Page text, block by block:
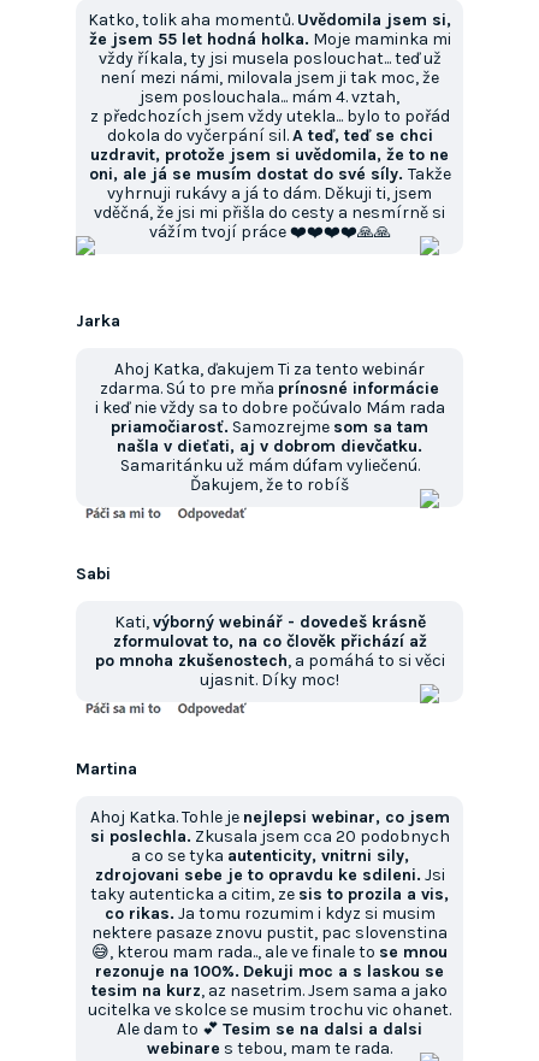
Katko, tolik aha momentů. Uvědomila jsem si,
že jsem 55 let hodná holka. Moje maminka mi
vždy říkala, ty jsi musela poslouchat... teď už
není mezi námi, milovala jsem ji tak moc, že
jsem poslouchala... mám 4. vztah,
z předchozích jsem vždy utekla... bylo to pořád
dokola do vyčerpání sil.A teď, teď se chci
uzdravit, protože jsem si uvědomila, že to ne
oni, ale já se musím dostat do své síly. Takže
vyhrnuji rukávy a já to dám. Děkuji ti, jsem
vděčná, že jsi mi přišla do cesty a nesmírně si
vážím tvojí práce ❤️❤️❤️❤️🙏🙏
Jarka
Ahoj Katka, ďakujem Ti za tento webinár
zdarma. Sú to pre mňa prínosné informácie
i keď nie vždy sa to dobre počúvalo Mám rada
priamočiarosť. Samozrejme som sa tam
našla v dieťati, aj v dobrom dievčatku.
Samaritánku už mám dúfam vyliečenú.
Ďakujem, že to robíš
Sabi
Kati,výborný webinář - dovedeš krásně
zformulovat to, na co člověk přichází až
po mnoha zkušenostech, a pomáhá to si věci
ujasnit. Díky moc!
Martina
Ahoj Katka. Tohle je nejlepsi webinar, co jsem
si poslechla. Zkusala jsem cca 20 podobnych
a co se tyka autenticity, vnitrni sily,
zdrojovani sebe je to opravdu ke sdileni. Jsi
taky autenticka a citim, ze sis to prozila a vis,
co rikas. Ja tomu rozumim i kdyz si musim
nektere pasaze znovu pustit, pac slovenstina
😅, kterou mam rada.., ale ve finale to se mnou
rezonuje na 100%. Dekuji moc a s laskou se
tesim na kurz, az nasetrim. Jsem sama a jako
ucitelka ve skolce se musim trochu vic ohanet.
Ale dam to 💕 Tesim se na dalsi a dalsi
webinare s tebou, mam te rada.